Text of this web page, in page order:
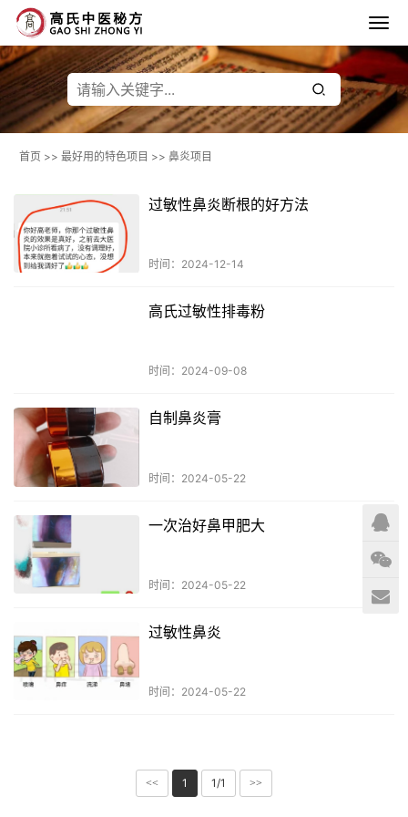
首页 >> 最好用的特色项目 >> 鼻炎项目
过敏性鼻炎断根的好方法
时间：2024-12-14
高氏过敏性排毒粉
时间：2024-09-08
自制鼻炎膏
时间：2024-05-22
一次治好鼻甲肥大
时间：2024-05-22
过敏性鼻炎
时间：2024-05-22
<< 1 1/1 >>